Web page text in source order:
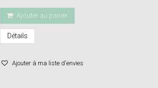
Ajouter au panier
Détails
Ajouter à ma liste d'envies